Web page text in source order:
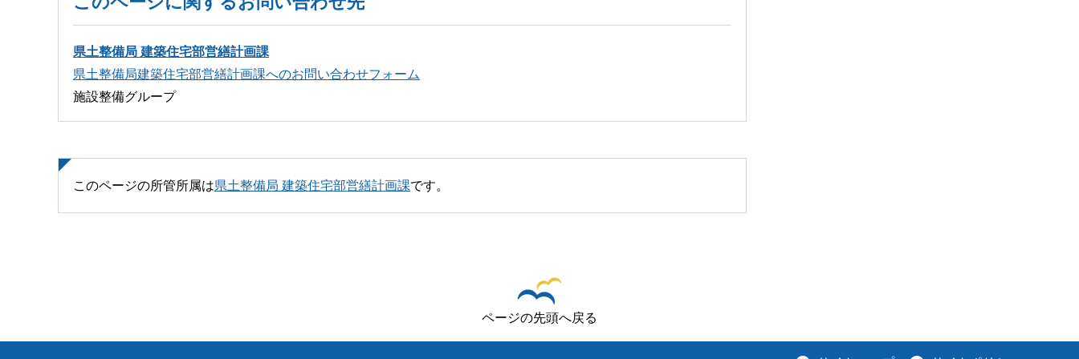
県土整備局 建築住宅部営繕計画課
県土整備局建築住宅部営繕計画課へのお問い合わせフォーム
施設整備グループ
このページの所管所属は県土整備局 建築住宅部営繕計画課です。
ページの先頭へ戻る